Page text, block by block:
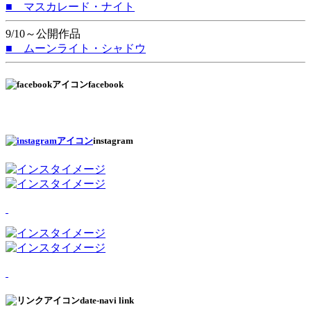
■ マスカレード・ナイト
9/10～公開作品
■ ムーンライト・シャドウ
facebook
instagram
date-navi link